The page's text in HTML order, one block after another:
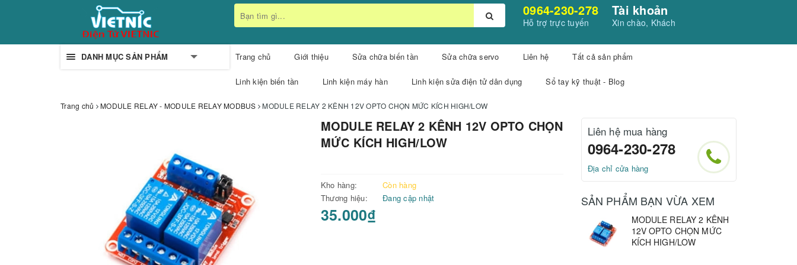
0964-230-278
Hỗ trợ trực tuyến
Tài khoản
Xin chào, Khách
DANH MỤC SẢN PHẨM Trang chủ Giới thiệu Sửa chữa biến tần Sửa chữa servo Liên hệ Tất cả sản phẩm
Linh kiện biến tần Linh kiện máy hàn Linh kiện sửa điện tử dân dụng Sổ tay kỹ thuật - Blog
Trang chủ MODULE RELAY - MODULE RELAY MODBUS MODULE RELAY 2 KÊNH 12V OPTO CHỌN MỨC KÍCH HIGH/LOW
MODULE RELAY 2 KÊNH 12V OPTO CHỌN
MỨC KÍCH HIGH/LOW
Kho hàng:
Còn hàng
Thương hiệu:
Đang cập nhật
35.000₫
Liên hệ mua hàng
0964-230-278
Địa chỉ cửa hàng
SẢN PHẨM BẠN VỪA XEM
MODULE RELAY 2 KÊNH
12V OPTO CHỌN MỨC
KÍCH HIGH/LOW